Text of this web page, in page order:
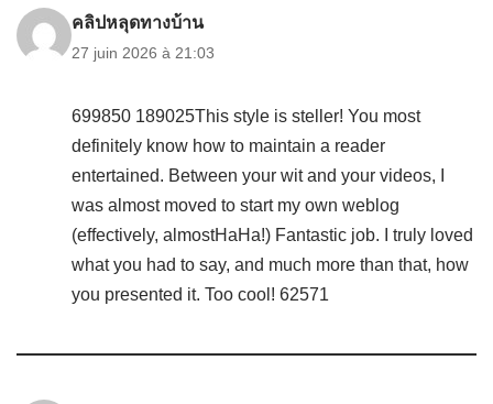
คลิปหลุดทางบ้าน
27 juin 2026 à 21:03
699850 189025This style is steller! You most
definitely know how to maintain a reader
entertained. Between your wit and your videos, I
was almost moved to start my own weblog
(effectively, almostHaHa!) Fantastic job. I truly loved
what you had to say, and much more than that, how
you presented it. Too cool! 62571